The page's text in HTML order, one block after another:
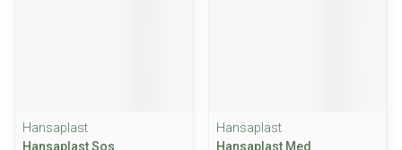
Hansaplast
Hansaplast Sos
Hansaplast
Hansaplast Med